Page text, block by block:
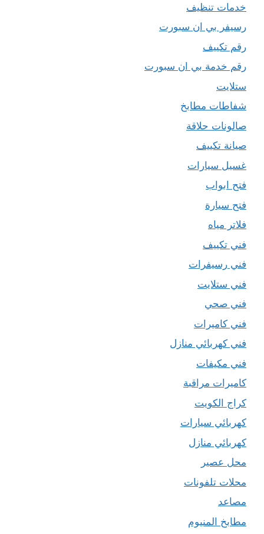
خدمات تنظيف
رسيفر بي ان سبورت
رقم تكييف
رقم خدمة بي ان سبورت
ستلايت
شفاطات مطابخ
صالونات حلاقة
صيانة تكييف
غسيل سيارات
فتح ابواب
فتح سيارة
فلاتر مياه
فني تكييف
فني رسيفرات
فني ستلايت
فني صحي
فني كاميرات
فني كهربائي منازل
فني مكيفات
كاميرات مراقبة
كراج الكويت
كهربائي سيارات
كهربائي منازل
محل عصير
محلات تلفونات
مصاعد
مطابخ المنيوم